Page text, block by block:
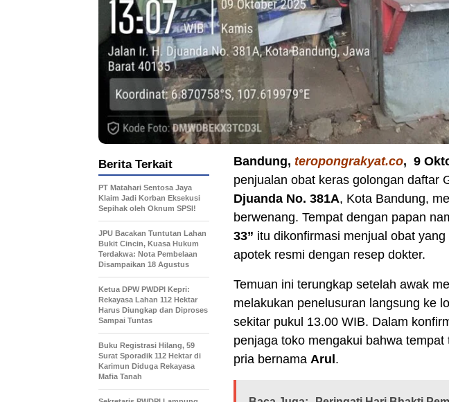
Bandung, teropongrakyat.co, 9
penjualan obat keras golongan daftar
Djuanda No. 381A, Kota Bandung,
berwenang. Tempat dengan papan
33” itu dikonfirmasi menjual obat
apotek resmi dengan resep dokter.
Temuan ini terungkap setelah awak
melakukan penelusuran langsung ke
sekitar pukul 13.00 WIB. Dalam
penjaga toko mengakui bahwa
pria bernama Arul .
Berita Terkait
PT Matahari Sentosa Jaya
Klaim Jadi Korban Eksekusi
Sepihak oleh Oknum SPSI!
JPU Bacakan Tuntutan Lahan
Bukit Cincin, Kuasa Hukum
Terdakwa: Nota Pembelaan
Disampaikan 18 Agustus
Ketua DPW PWDPI Kepri:
Rekayasa Lahan 112 Hektar
Harus Diungkap dan Diproses
Sampai Tuntas
Buku Registrasi Hilang, 59
Surat Sporadik 112 Hektar di
Karimun Diduga Rekayasa
Mafia Tanah